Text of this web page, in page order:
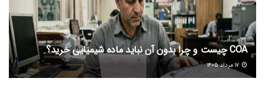
COA چیست و چرا بدون آن نباید ماده شیمیایی خرید؟